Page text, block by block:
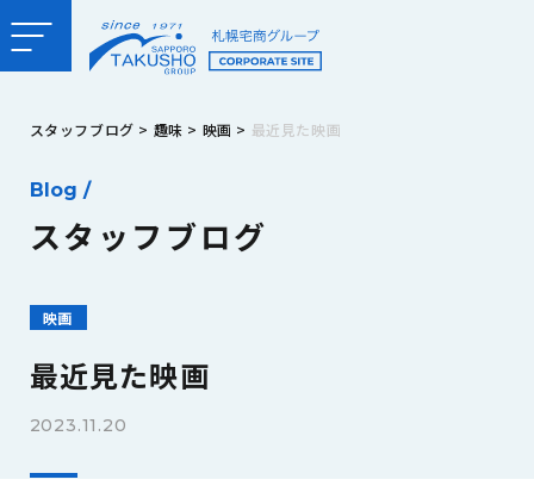
スタッフブログ > 趣味 > 映画 > 最近見た映画
Blog /
スタッフブログ
映画
最近見た映画
2023.11.20